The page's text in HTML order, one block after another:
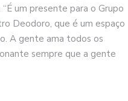
um presente para o Grupo
Deodoro, que é um espaço
A gente ama todos os
sempre que a gente